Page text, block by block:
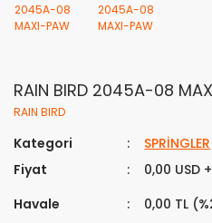
RAIN BIRD 2045A-08
RAIN BIRD
Kategori
SPRİNGLER
Fiyat
0,00 USD
Havale 0,00 TL